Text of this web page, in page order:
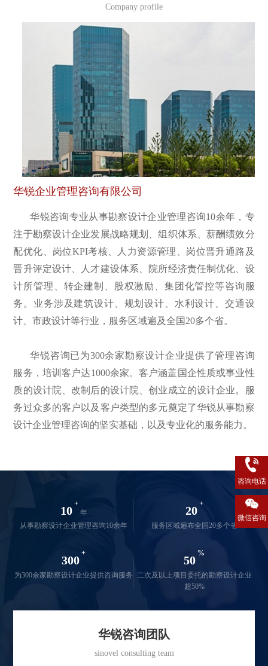
Company profile
华锐企业管理咨询有限公司
华锐咨询专业从事勘察设计企业管理咨询10余年，专
注于勘察设计企业发展战略规划、组织体系、薪酬绩效分
配优化、岗位KPI考核、人力资源管理、岗位晋升通路及
晋升评定设计、人才建设体系、院所经济责任制优化、设
计所管理、转企建制、股权激励、集团化管控等咨询服
务。业务涉及建筑设计、规划设计、水利设计、交通设
计、市政设计等行业，服务区域遍及全国20多个省。
华锐咨询已为300余家勘察设计企业提供了管理咨询
服务，培训客户达1000余家。客户涵盖国企性质或事业性
质的设计院、改制后的设计院、创业成立的设计企业。服
务过众多的客户以及客户类型的多元奠定了华锐从事勘察
设计企业管理咨询的坚实基础，以及专业化的服务能力。
10
+
年
从事勘察设计企业管理咨询10余年
20
+
服务区域遍布全国20多个省
300
+
为300余家勘察设计企业提供咨询服务
50
%
二次及以上项目委托的勘察设计企业
超50%
华锐咨询团队
sinovel consulting team
咨询电话
微信咨询